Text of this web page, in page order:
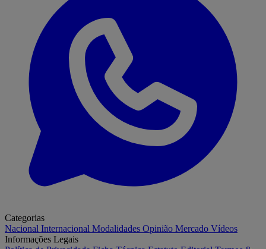
Categorias
Nacional Internacional Modalidades Opinião Mercado Vídeos
Informações Legais